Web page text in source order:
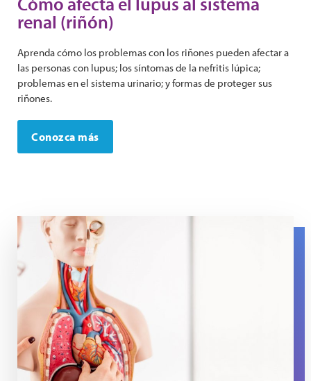
renal (riñón)
Aprenda cómo los problemas con los riñones pueden afectar a
las personas con lupus; los síntomas de la nefritis lúpica;
problemas en el sistema urinario; y formas de proteger sus
riñones.
Conozca más
An anatomical model with a person putting a hand on